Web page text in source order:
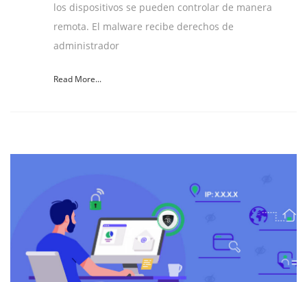
los dispositivos se pueden controlar de manera
remota. El malware recibe derechos de
administrador
Read More...